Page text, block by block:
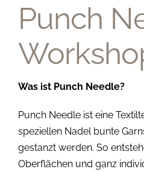
Punch
Was ist Punch Needle?
Punch Needle ist eine
speziellen Nadel bunte
gestanzt werden. So
Oberflächen und ganz